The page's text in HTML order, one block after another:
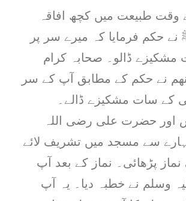
وقت طبیعت میں کچھ افاقہ
نے حکم فرمایا کہ میرے سر پر
مشکیزے ڈالو۔ صحابہ کرام
نے حکم کے مطابق آپ کے سر
کے سات مشکیزے ڈالے۔
حضرت علی رضی اللہ
سے مسجد میں تشریف لائے
پڑھائی۔ نماز کے بعد آپ
وسلم نے خطبہ دیا۔ یہ آپ